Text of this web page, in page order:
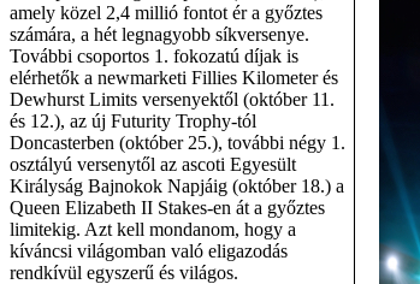
amely közel 2,4 millió fontot ér a győztes
számára, a hét legnagyobb síkversenye.
További csoportos 1. fokozatú díjak is
elérhetők a newmarketi Fillies Kilometer és
Dewhurst Limits versenyektől (október 11.
és 12.), az új Futurity Trophy-tól
Doncasterben (október 25.), további négy 1.
osztályú versenytől az ascoti Egyesült
Királyság Bajnokok Napjáig (október 18.) a
Queen Elizabeth II Stakes-en át a győztes
limitekig. Azt kell mondanom, hogy a
kíváncsi világomban való eligazodás
rendkívül egyszerű és világos.